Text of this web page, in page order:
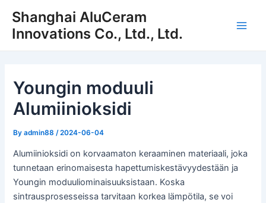
sisältöön
Shanghai AluCeram
Innovations Co., Ltd., Ltd.
Youngin moduuli
Alumiinioksidi
Byadmin88/2024-06-04
Alumiinioksidi on korvaamaton keraaminen materiaali, joka
tunnetaan erinomaisesta hapettumiskestävyydestään ja
Youngin moduuliominaisuuksistaan. Koska
sintrausprosesseissa tarvitaan korkea lämpötila, se voi